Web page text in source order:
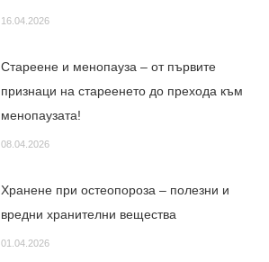
16.04.2026
Стареене и менопауза – от първите
признаци на стареенето до прехода към
менопаузата!
08.04.2026
Хранене при остеопороза – полезни и
вредни хранителни вещества
01.04.2026